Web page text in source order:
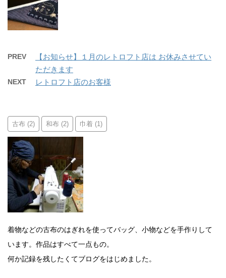
PREV
【お知らせ】１月のレトロフト店は お休みさせてい
ただきます
NEXT レトロフト店のお客様
古布 (2) 和布 (2) 巾着 (1)
着物などの古布のはぎれを使ってバッグ、小物などを手作りして
います。作品はすべて一点もの。
何か記録を残したくてブログをはじめました。